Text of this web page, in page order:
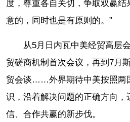
度，尊重各自关切，争取双赢
意的，同时也是有原则的。”
从5月日内瓦中美经贸高层
贸磋商机制首次会议，再到7月
贸会谈……外界期待中美按照两
识，沿着解决问题的正确方向，
信、合作共赢的新步伐。